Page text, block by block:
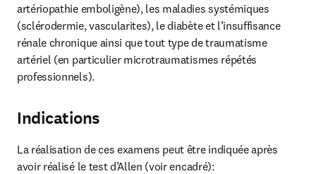
artériopathie emboligène), les maladies systémiques
(sclérodermie, vascularites), le diabète et l’insuffisance
rénale chronique ainsi que tout type de traumatisme
artériel (en particulier microtraumatismes répétés
professionnels).
Indications
La réalisation de ces examens peut être indiquée après
avoir réalisé le test d’Allen (voir encadré):